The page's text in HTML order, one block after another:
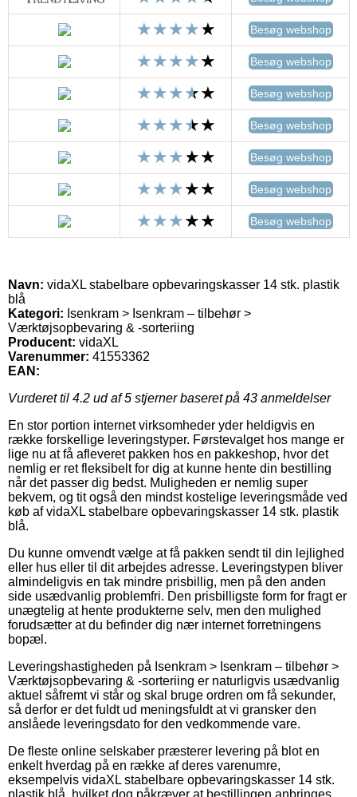
Besøg webshop
Besøg webshop
Besøg webshop
Besøg webshop
Besøg webshop
Besøg webshop
Besøg webshop
Navn: vidaXL stabelbare opbevaringskasser 14 stk. plastik
blå
Kategori: Isenkram > Isenkram – tilbehør >
Værktøjsopbevaring & -sorteriing
Producent: vidaXL
Varenummer: 41553362
EAN:
Vurderet til 4.2 ud af 5 stjerner baseret på 43 anmeldelser
En stor portion internet virksomheder yder heldigvis en
række forskellige leveringstyper. Førstevalget hos mange er
lige nu at få afleveret pakken hos en pakkeshop, hvor det
nemlig er ret fleksibelt for dig at kunne hente din bestilling
når det passer dig bedst. Muligheden er nemlig super
bekvem, og tit også den mindst kostelige leveringsmåde ved
køb af vidaXL stabelbare opbevaringskasser 14 stk. plastik
blå.
Du kunne omvendt vælge at få pakken sendt til din lejlighed
eller hus eller til dit arbejdes adresse. Leveringstypen bliver
almindeligvis en tak mindre prisbillig, men på den anden
side usædvanlig problemfri. Den prisbilligste form for fragt er
unægtelig at hente produkterne selv, men den mulighed
forudsætter at du befinder dig nær internet forretningens
bopæl.
Leveringshastigheden på Isenkram > Isenkram – tilbehør >
Værktøjsopbevaring & -sorteriing er naturligvis usædvanlig
aktuel såfremt vi står og skal bruge ordren om få sekunder,
så derfor er det fuldt ud meningsfuldt at vi gransker den
anslåede leveringsdato for den vedkommende vare.
De fleste online selskaber præsterer levering på blot en
enkelt hverdag på en række af deres varenumre,
eksempelvis vidaXL stabelbare opbevaringskasser 14 stk.
plastik blå, hvilket dog påkræver at bestillingen anbringes